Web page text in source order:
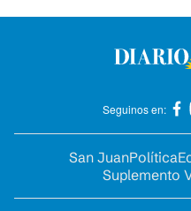
Seguinos en:
San JuanPolítica
Suplemento